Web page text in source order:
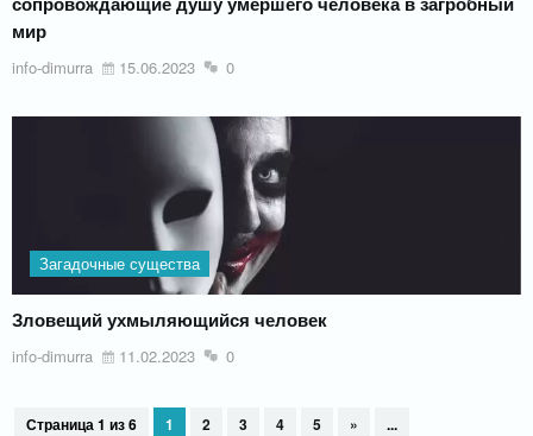
мир
info-dimurra 15.06.2023 0
Загадочные существа
Зловещий ухмыляющийся человек
info-dimurra 11.02.2023 0
Страница 1 из 6 1 2 3 4 5 »
...